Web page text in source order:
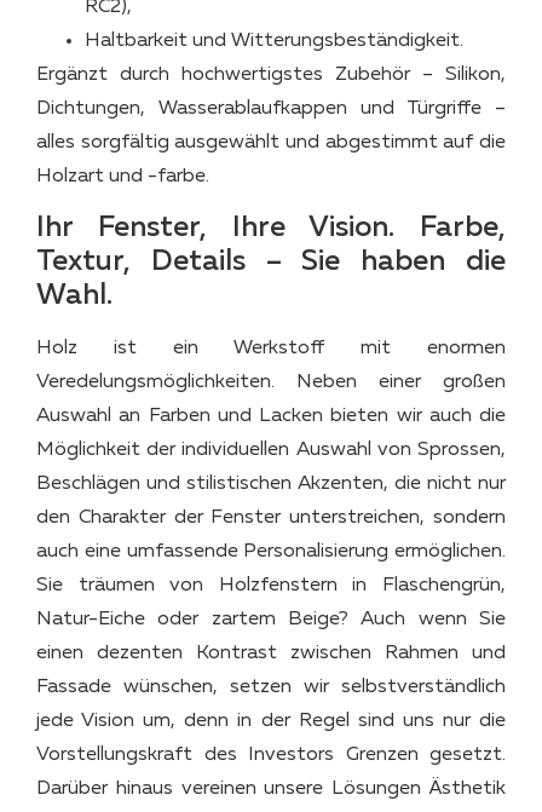
RC2),
Haltbarkeit und Witterungsbeständigkeit.
Ergänzt durch hochwertigstes Zubehör – Silikon,
Dichtungen, Wasserablaufkappen und Türgriffe –
alles sorgfältig ausgewählt und abgestimmt auf die
Holzart und -farbe.
Ihr Fenster, Ihre Vision. Farbe,
Textur, Details – Sie haben die
Wahl.
Holz ist ein Werkstoff mit enormen
Veredelungsmöglichkeiten. Neben einer großen
Auswahl an Farben und Lacken bieten wir auch die
Möglichkeit der individuellen Auswahl von Sprossen,
Beschlägen und stilistischen Akzenten, die nicht nur
den Charakter der Fenster unterstreichen, sondern
auch eine umfassende Personalisierung ermöglichen.
Sie träumen von Holzfenstern in Flaschengrün,
Natur-Eiche oder zartem Beige? Auch wenn Sie
einen dezenten Kontrast zwischen Rahmen und
Fassade wünschen, setzen wir selbstverständlich
jede Vision um, denn in der Regel sind uns nur die
Vorstellungskraft des Investors Grenzen gesetzt.
Darüber hinaus vereinen unsere Lösungen Ästhetik